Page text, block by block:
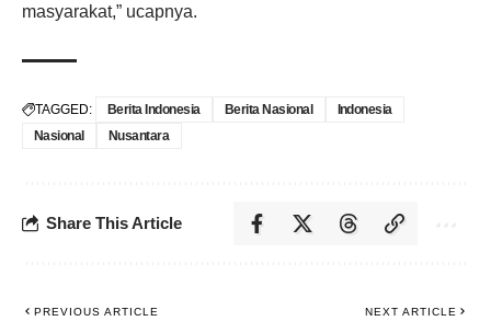
masyarakat,” ucapnya.
TAGGED: Berita Indonesia Berita Nasional
Indonesia
Nasional
Nusantara
Share This Article
PREVIOUS ARTICLE NEXT ARTICLE